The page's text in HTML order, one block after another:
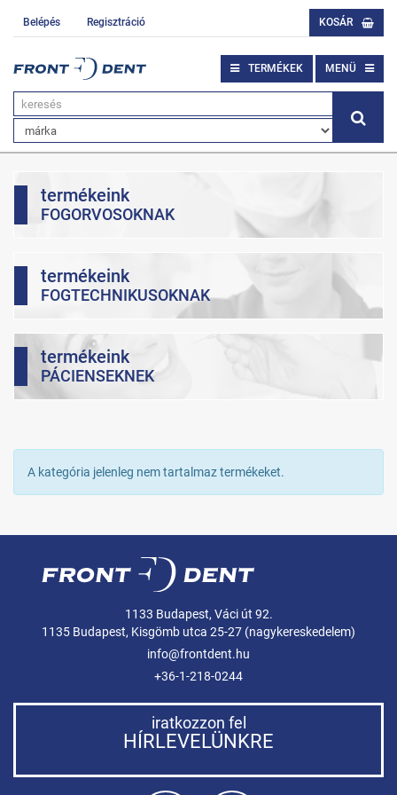
Belépés Regisztráció KOSÁR
TERMÉKEK MENÜ
termékeink
FOGORVOSOKNAK
termékeink
FOGTECHNIKUSOKNAK
termékeink
PÁCIENSEKNEK
A kategória jelenleg nem tartalmaz termékeket.
1133 Budapest, Váci út 92.
1135 Budapest, Kisgömb utca 25-27 (nagykereskedelem)
info@frontdent.hu
+36-1-218-0244
iratkozzon fel
HÍRLEVELÜNKRE